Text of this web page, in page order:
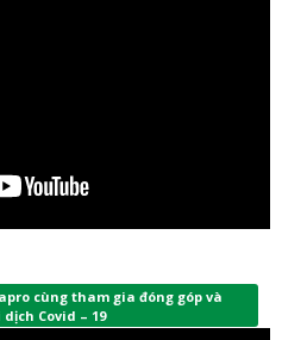
cùng tham gia đóng góp và
Covid – 19